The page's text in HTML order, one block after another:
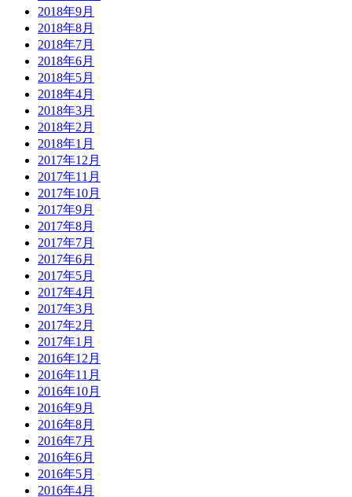
2018年9月
2018年8月
2018年7月
2018年6月
2018年5月
2018年4月
2018年3月
2018年2月
2018年1月
2017年12月
2017年11月
2017年10月
2017年9月
2017年8月
2017年7月
2017年6月
2017年5月
2017年4月
2017年3月
2017年2月
2017年1月
2016年12月
2016年11月
2016年10月
2016年9月
2016年8月
2016年7月
2016年6月
2016年5月
2016年4月